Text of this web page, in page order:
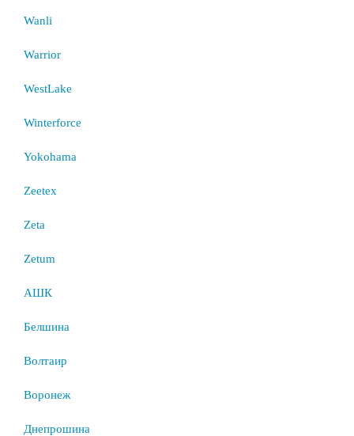
Wanli
Warrior
WestLake
Winterforce
Yokohama
Zeetex
Zeta
Zetum
АШК
Белшина
Волтаир
Воронеж
Днепрошина